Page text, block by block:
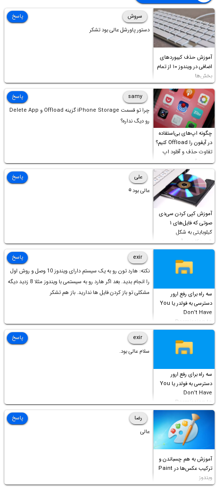
آموزش حذف کیبوردهای
اضافی در ویندوز ۱۰ از تمام
بخش‌ها
سروش
دستور پاورشل عالی بود تشکر
پاسخ
چگونه اپ‌های بی‌استفاده
در آیفون را Offload کنیم؟
تفاوت حذف و آفلود اپ
چیست؟
samy
چرا تو قسمت iPhone Storage گزینه Offload و Delete App
رو دیگ نداره؟
پاسخ
آموزش کپی کردن سی‌دی
صوتی که فایل‌های ۱
کیلوبایتی به شکل
شورت‌کات در آن موجود
است!
علی
عالی بود⚘
پاسخ
سه راه برای رفع ارور
دسترسی به فولدر یا You
Don’t Have
Permission to
Access this folder
exir
نکته: هارد تون رو به یک سیستم دارای ویندوز 10 وصل و روش اول
را انجام بدید. بعد اگر هارد رو به سیستمی با ویندوز مثلا 8 زدید دیگه
مشکلی تو باز کردن فایل ها ندارید. باز هم تشکر
پاسخ
سه راه برای رفع ارور
دسترسی به فولدر یا You
Don’t Have
Permission to
Access this folder
exir
سلام عالی بود.
پاسخ
آموزش به هم چسباندن و
ترکیب عکس‌ها در Paint
ویندوز
رضا
عالی
پاسخ